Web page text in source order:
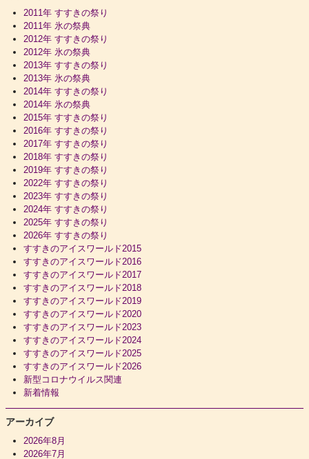
2011年 すすきの祭り
2011年 氷の祭典
2012年 すすきの祭り
2012年 氷の祭典
2013年 すすきの祭り
2013年 氷の祭典
2014年 すすきの祭り
2014年 氷の祭典
2015年 すすきの祭り
2016年 すすきの祭り
2017年 すすきの祭り
2018年 すすきの祭り
2019年 すすきの祭り
2022年 すすきの祭り
2023年 すすきの祭り
2024年 すすきの祭り
2025年 すすきの祭り
2026年 すすきの祭り
すすきのアイスワールド2015
すすきのアイスワールド2016
すすきのアイスワールド2017
すすきのアイスワールド2018
すすきのアイスワールド2019
すすきのアイスワールド2020
すすきのアイスワールド2023
すすきのアイスワールド2024
すすきのアイスワールド2025
すすきのアイスワールド2026
新型コロナウイルス関連
新着情報
アーカイブ
2026年8月
2026年7月